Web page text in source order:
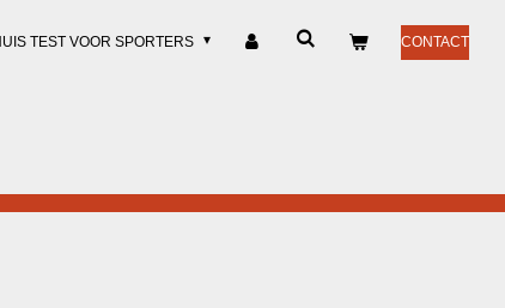
TEST VOOR SPORTERS CONTACT